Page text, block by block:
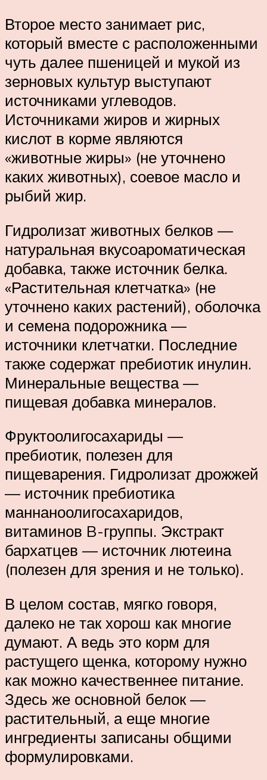
Второе место занимает рис,
который вместе с расположенными
чуть далее пшеницей и мукой из
зерновых культур выступают
источниками углеводов.
Источниками жиров и жирных
кислот в корме являются
«животные жиры» (не уточнено
каких животных), соевое масло и
рыбий жир.
Гидролизат животных белков —
натуральная вкусоароматическая
добавка, также источник белка.
«Растительная клетчатка» (не
уточнено каких растений), оболочка
и семена подорожника —
источники клетчатки. Последние
также содержат пребиотик инулин.
Минеральные вещества —
пищевая добавка минералов.
Фруктоолигосахариды —
пребиотик, полезен для
пищеварения. Гидролизат дрожжей
— источник пребиотика
маннаноолигосахаридов,
витаминов B-группы. Экстракт
бархатцев — источник лютеина
(полезен для зрения и не только).
В целом состав, мягко говоря,
далеко не так хорош как многие
думают. А ведь это корм для
растущего щенка, которому нужно
как можно качественнее питание.
Здесь же основной белок —
растительный, а еще многие
ингредиенты записаны общими
формулировками.